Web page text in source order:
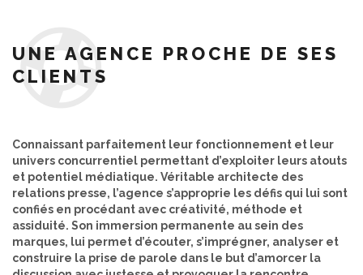
UNE AGENCE PROCHE DE SES
CLIENTS
Connaissant parfaitement leur fonctionnement et leur
univers concurrentiel permettant d’exploiter leurs atouts
et potentiel médiatique. Véritable architecte des
relations presse, l’agence s’approprie les défis qui lui sont
confiés en procédant avec créativité, méthode et
assiduité. Son immersion permanente au sein des
marques, lui permet d’écouter, s’imprégner, analyser et
construire la prise de parole dans le but d’amorcer la